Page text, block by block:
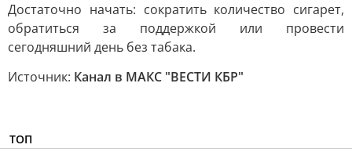
Достаточно начать: сократить количество сигарет,
обратиться за поддержкой или провести
сегодняшний день без табака.
Источник: Канал в МАКС "ВЕСТИ КБР"
ТОП